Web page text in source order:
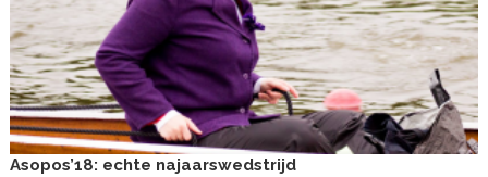
Asopos’18: echte najaarswedstrijd